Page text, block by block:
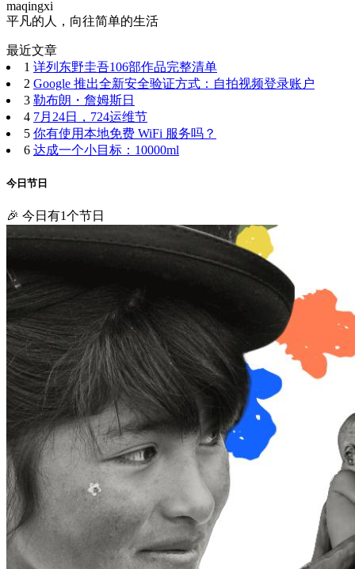
maqingxi
平凡的人，向往简单的生活
最近文章
1 详列东野圭吾106部作品完整清单
2 Google 推出全新安全验证方式：自拍视频登录账户
3 勒布朗・詹姆斯日
4 7月24日，724运维节
5 你有使用本地免费 WiFi 服务吗？
6 达成一个小目标：10000ml
今日节日
🎉 今日有1个节日